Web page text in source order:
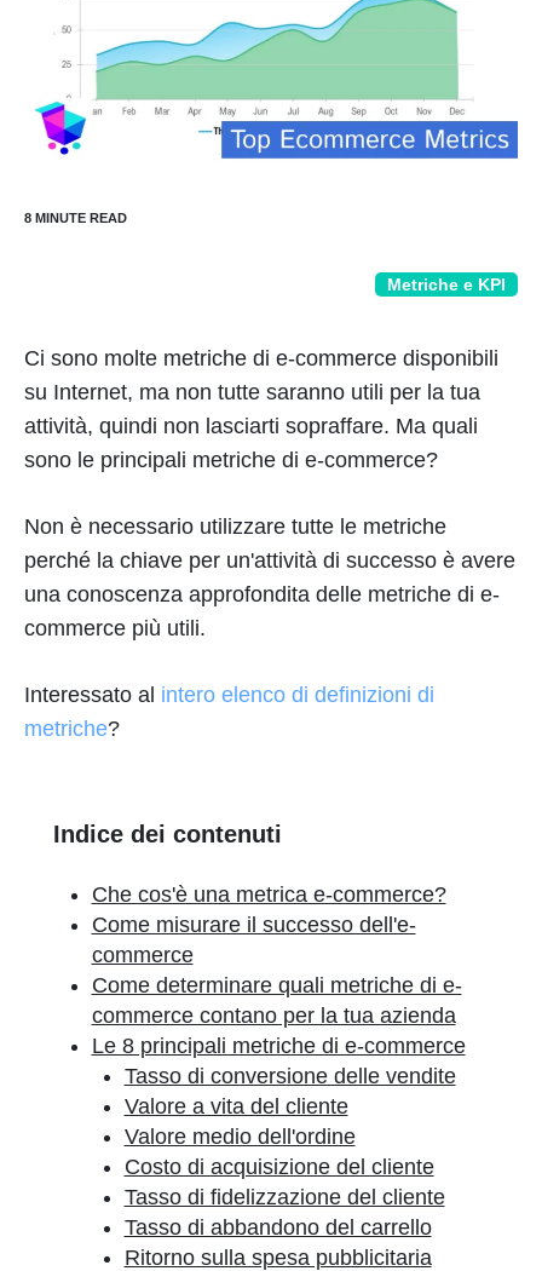
Metriche e KPI
Ci sono molte metriche di e-commerce disponibili
su Internet, ma non tutte saranno utili per la tua
attività, quindi non lasciarti sopraffare. Ma quali
sono le principali metriche di e-commerce?
Non è necessario utilizzare tutte le metriche
perché la chiave per un'attività di successo è avere
una conoscenza approfondita delle metriche di e-
commerce più utili.
Interessato al intero elenco di definizioni di
metriche?
Indice dei contenuti
Che cos'è una metrica e-commerce?
Come misurare il successo dell'e-
commerce
Come determinare quali metriche di e-
commerce contano per la tua azienda
Le 8 principali metriche di e-commerce
Tasso di conversione delle vendite
Valore a vita del cliente
Valore medio dell'ordine
Costo di acquisizione del cliente
Tasso di fidelizzazione del cliente
Tasso di abbandono del carrello
Ritorno sulla spesa pubblicitaria